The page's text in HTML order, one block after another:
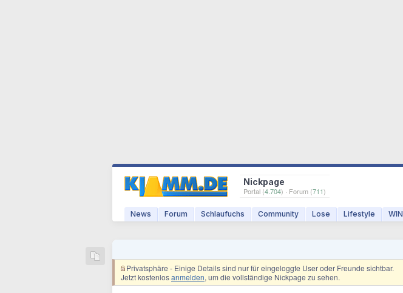
Nickpage
Portal (4.704) · Forum (711)
News Forum Schlaufuchs Community Lose Lifestyle WIN
Privatsphäre - Einige Details sind nur für eingeloggte User oder Freunde sichtbar.
Jetzt kostenlosanmelden, um die vollständige Nickpage zu sehen.